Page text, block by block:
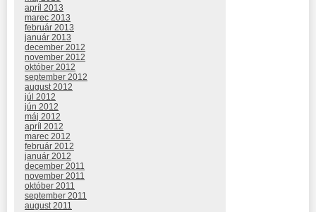
apríl 2013
marec 2013
február 2013
január 2013
december 2012
november 2012
október 2012
september 2012
august 2012
júl 2012
jún 2012
máj 2012
apríl 2012
marec 2012
február 2012
január 2012
december 2011
november 2011
október 2011
september 2011
august 2011